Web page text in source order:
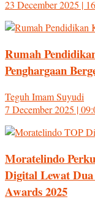
23 December 2025 |
Rumah
Penghargaan
Teguh Imam Suyudi
7 December 2025 |
Moratelindo
Digital Lewat
Awards 2025